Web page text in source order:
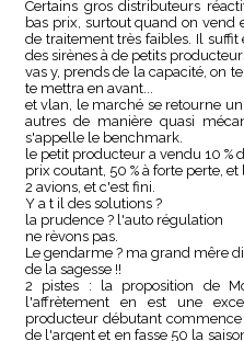
Certains gros distributeurs
bas prix, surtout quand on vend
de traitement très faibles. Il
des sirènes à de petits
vas y, prends de la capacité, on
te mettra en avant...
et vlan, le marché se retourne
autres de manière quasi
s'appelle le benchmark.
le petit producteur a vendu 10 %
prix coutant, 50 % à forte perte,
2 avions, et c'est fini.
Y a t il des solutions ?
la prudence ? l'auto régulation
ne rèvons pas.
Le gendarme ? ma grand mêre
de la sagesse !!
2 pistes : la proposition de
l'affrètement en est une
producteur débutant
de l'argent et en fasse 50 la